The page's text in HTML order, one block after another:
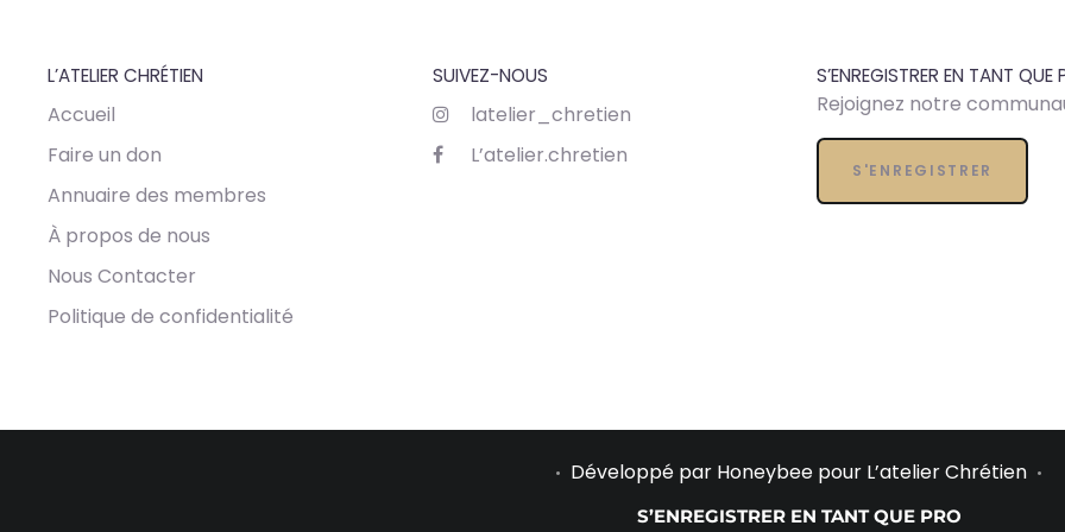
L’ATELIER CHRÉTIEN
Accueil
Faire un don
Annuaire des membres
À propos de nous
Nous Contacter
Politique de confidentialité
SUIVEZ-NOUS
latelier_chretien
L’atelier.chretien
S’ENREGISTRER EN TANT QUE
Rejoignez notre
S'ENREGISTRER
• Développé par Honeybee pour L’atelier Chrétien •
S’ENREGISTRER EN TANT QUE PRO